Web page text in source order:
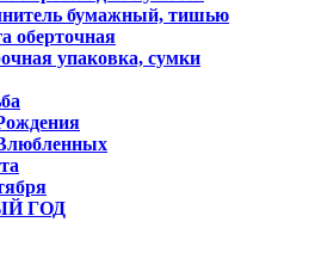
бумажный, тишью
оберточная
упаковка, сумки
ГОД